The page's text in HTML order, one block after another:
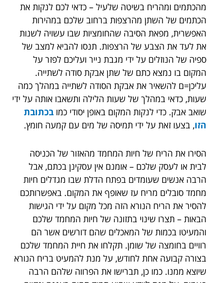
מהכתמים ומהריח בשיטה שלעיל – כדאי לכם לנקות את
הכתמים של השתן מהרצפות ברחוב שלכם במהירות
האפשרית, מפאת הסיבה שהחומציות שבו עשויה לשנות
את לעד את הצבע של הרצפות. תנסו להביא למצב של
ספיה של הנוזלים על ידי מגבת נייר ועליכם לפזר על
המקום בו נמצא כתם של שתן אבקת סודה לשתייה.
עליכן=ם להשאיר את אבקת הסודה לשתייה במהלך כמה
שעות, כדאי במהלך של שעות הלילה ותשאבו אותה על ידי
שואב אבק. כדי לנקות המקום באופן יסודי כמו בכתובת
הזו, בצעו זאת על ידי תמיסה של מים עם קמעה חומץ.
הסירו את הריח של חיות המחמד מהאזור של הכניסה
לבית או לעסק שלכם – אומנם אין עסקינן בכתם, אבל
הרבה אנשים שעומדים בפתח הדלת שבו מגדלים חיות
מחמד סובלים מריח עז שאופף את המקום. באפשרותכם
להסיר את הריח הנורא הזה מכל מקום על ידי הגישות
הבאות – תצרו שינוי בתזונה של חיות המחמד שלכם
והמעיטו בכמות של המאכלים שהם דורשים אשר הם
רוויים בחומצה של שומן. תקלחו את חיית המחמד שלכם
בצורה קבועה אחת לחודש, על מנת להמעיט בריח הנורא
שיוצא ממנו. כמו כן, תברישו את הפרווה שלהם הרבה